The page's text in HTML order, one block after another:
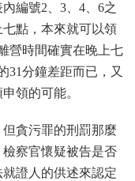
編號2、3、4、6之
點，本來就可以領
營時間確實在晚上七
31分鐘差距而已，又
領的可能。
貪污罪的刑罰那麼
察官懷疑被告是否
證人的供述來認定